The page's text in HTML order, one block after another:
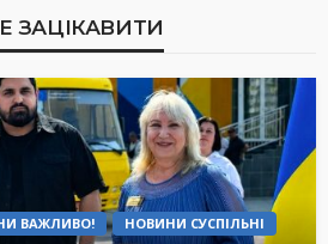
ЗАЦІКАВИТИ
ВАЖЛИВО! НОВИНИ СУСПІЛЬНІ